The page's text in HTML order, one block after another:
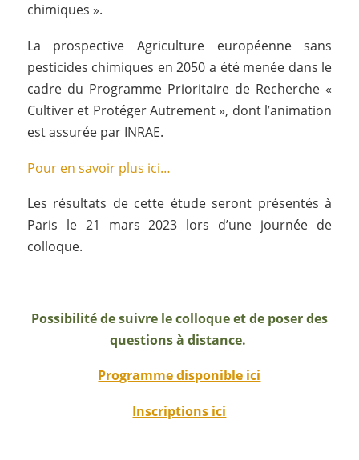
chimiques ».
La prospective Agriculture européenne sans
pesticides chimiques en 2050 a été menée dans le
cadre du Programme Prioritaire de Recherche «
Cultiver et Protéger Autrement », dont l’animation
est assurée par INRAE.
Pour en savoir plus ici…
Les résultats de cette étude seront présentés à
Paris le 21 mars 2023 lors d’une journée de
colloque.
Possibilité de suivre le colloque et de poser des
questions à distance.
Programme disponible ici
Inscriptions ici